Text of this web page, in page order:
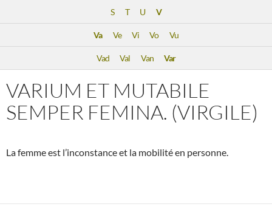
S T U V
Va Ve Vi Vo Vu
Vad Val Van Var
VARIUM ET MUTABILE
SEMPER FEMINA. (VIRGILE)
La femme est l’inconstance et la mobilité en personne.